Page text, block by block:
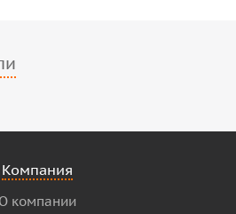
Компания
О компании